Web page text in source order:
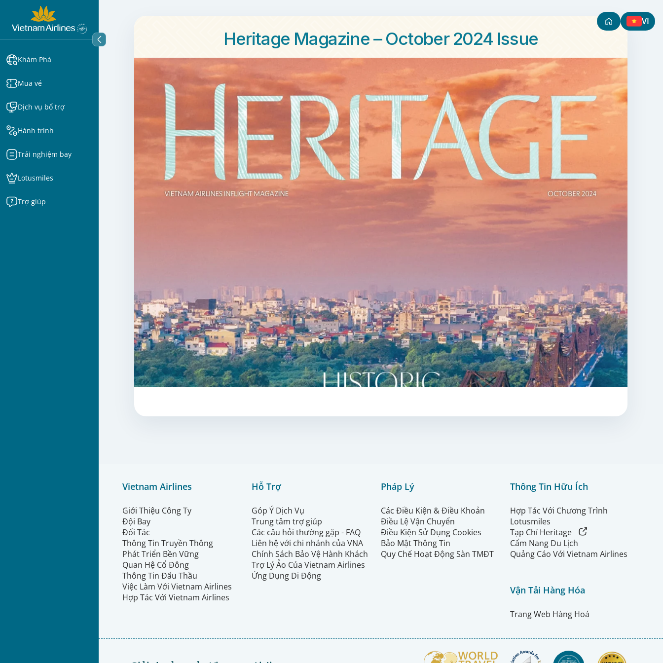
Khám Phá
Mua vé
Dịch vụ bổ trợ
Hành trình
Trải nghiệm bay
Lotusmiles
Trợ giúp
VI
Heritage Magazine – October 2024 Issue
Vietnam Airlines
Giới Thiệu Công Ty
Đội Bay
Đối Tác
Thông Tin Truyền Thông
Phát Triển Bền Vững
Quan Hệ Cổ Đông
Thông Tin Đấu Thầu
Việc Làm Với Vietnam Airlines
Hợp Tác Với Vietnam Airlines
Hỗ Trợ
Góp Ý Dịch Vụ
Trung tâm trợ giúp
Các câu hỏi thường gặp - FAQ
Liên hệ với chi nhánh của VNA
Chính Sách Bảo Vệ Hành Khách
Trợ Lý Ảo Của Vietnam Airlines
Ứng Dụng Di Động
Pháp Lý
Các Điều Kiện & Điều Khoản
Điều Lệ Vận Chuyển
Điều Kiện Sử Dụng Cookies
Bảo Mật Thông Tin
Quy Chế Hoạt Động Sàn TMĐT
Thông Tin Hữu Ích
Hợp Tác Với Chương Trình
Lotusmiles
Tạp Chí Heritage
Cẩm Nang Du Lịch
Quảng Cáo Với Vietnam Airlines
Vận Tải Hàng Hóa
Trang Web Hàng Hoá